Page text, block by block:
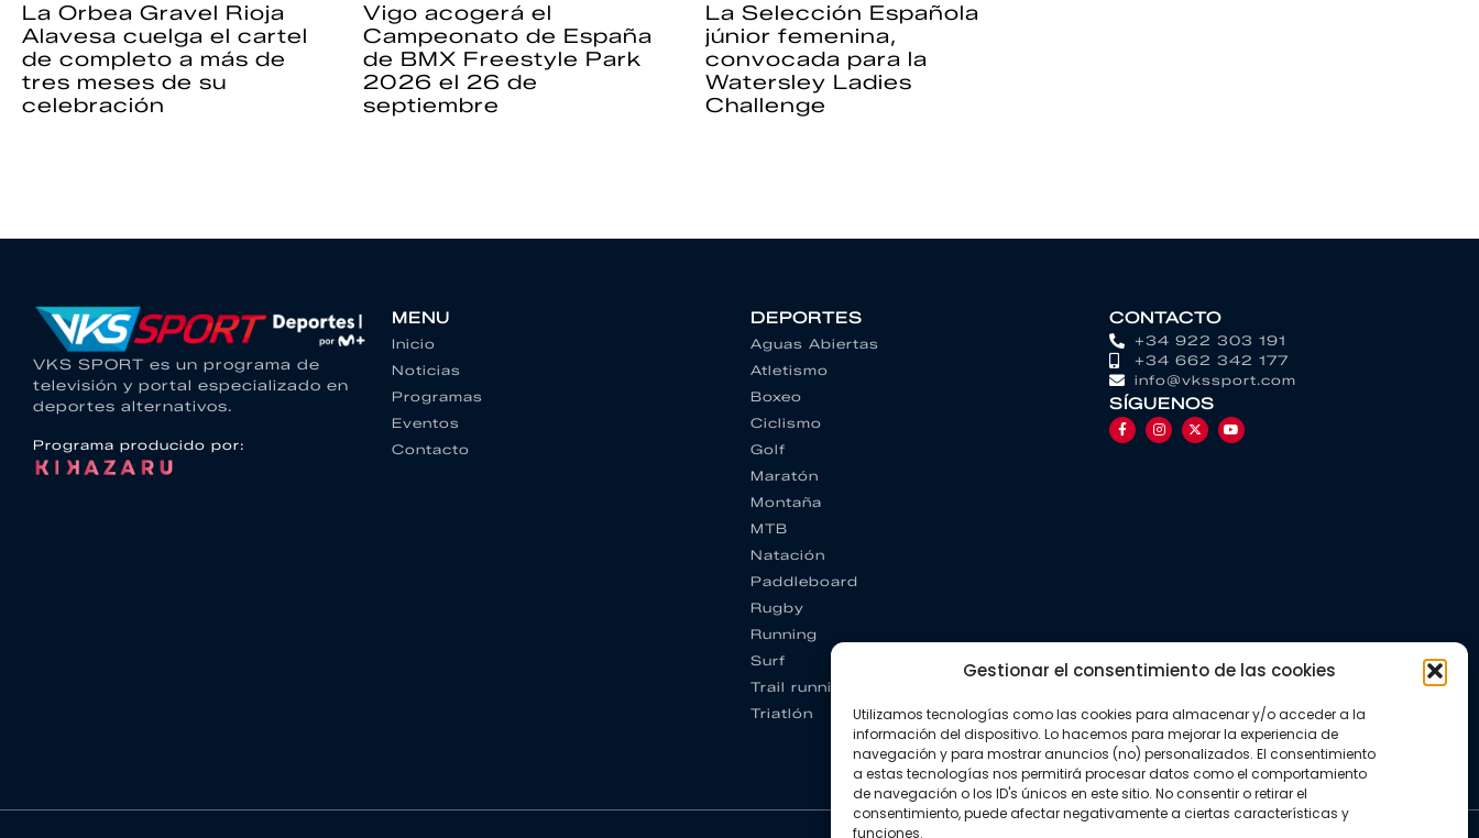
Gestionar el consentimiento de las cookies
Utilizamos tecnologías como las cookies para almacenar y/o acceder a la
información del dispositivo. Lo hacemos para mejorar la experiencia de
navegación y para mostrar anuncios (no) personalizados. El consentimiento
a estas tecnologías nos permitirá procesar datos como el comportamiento
de navegación o los ID's únicos en este sitio. No consentir o retirar el
consentimiento, puede afectar negativamente a ciertas características y
funciones.
La Orbea Gravel Rioja
Alavesa cuelga el cartel
de completo a más de
tres meses de su
celebración
Vigo acogerá el
Campeonato de España
de BMX Freestyle Park
2026 el 26 de
septiembre
La Selección Española
júnior femenina,
convocada para la
Watersley Ladies
Challenge
VKS SPORT es un programa de
televisión y portal especializado en
deportes alternativos.
Programa producido por:
MENU
Inicio
Noticias
Programas
Eventos
Contacto
DEPORTES
Aguas Abiertas
Atletismo
Boxeo
Ciclismo
Golf
Maratón
Montaña
MTB
Natación
Paddleboard
Rugby
Running
Surf
Trail running
Triatlón
CONTACTO
+34 922 303 191
+34 662 342 177
info@vkssport.com
SÍGUENOS